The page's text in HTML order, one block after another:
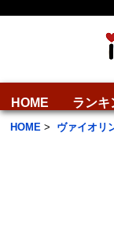
HOME ランキ
HOME > ヴァイオリ